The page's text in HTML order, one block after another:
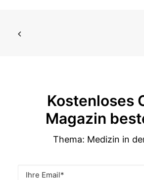
Kostenloses
Magazin
Thema: Medizin in